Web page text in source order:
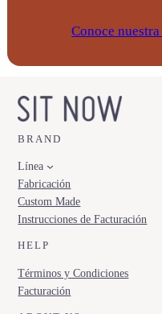
Conoce nuestra
BRAND
Línea
Fabricación
Custom Made
Instrucciones de Facturación
HELP
Términos y Condiciones
Facturación